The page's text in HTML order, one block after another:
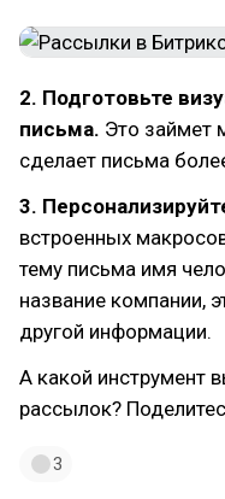
2. Подготовьте
письма. Это займет
сделает письма
3.
встроенных
тему письма имя
название компании,
другой информации.
А какой инструмент
рассылок?
3